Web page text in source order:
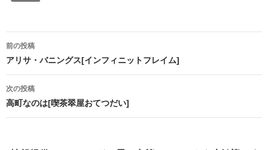
投
稿
ナ
ビ
ー
前の投稿
アリサ・バニングス[インフィニットフレイム]
次の投稿
高町なのは[喫茶翠屋おてつだい]